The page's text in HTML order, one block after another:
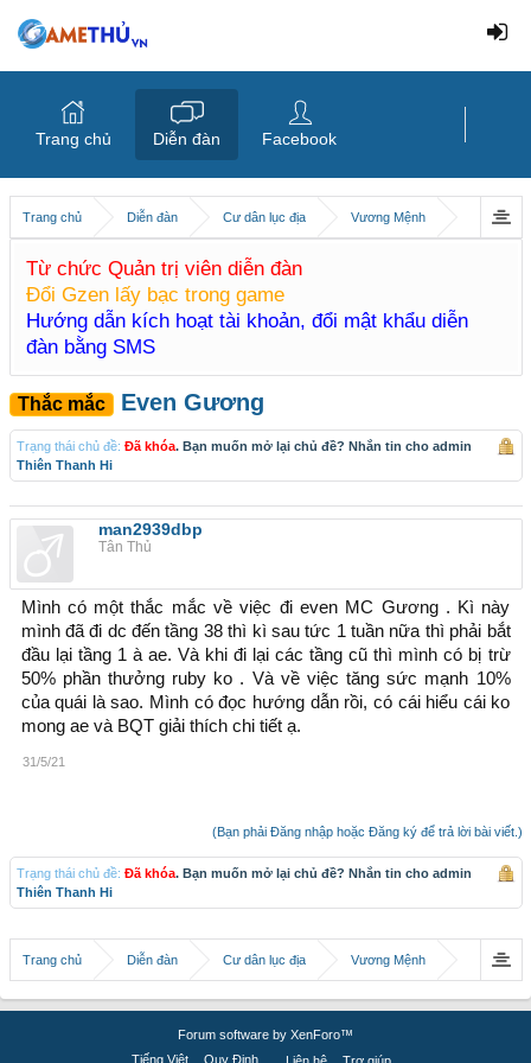
Trang chủ Diễn đàn Cư dân lục địa Vương Mệnh
Từ chức Quản trị viên diễn đàn
Đổi Gzen lấy bạc trong game
Hướng dẫn kích hoạt tài khoản, đổi mật khẩu diễn
đàn bằng SMS
Thắc mắc Even Gương
Trạng thái chủ đề: Đã khóa. Bạn muốn mở lại chủ đề? Nhắn tin cho admin
Thiên Thanh Hi
man2939dbp
Tân Thủ
Mình có một thắc mắc về việc đi even MC Gương . Kì này
mình đã đi dc đến tầng 38 thì kì sau tức 1 tuần nữa thì phải bắt
đầu lại tầng 1 à ae. Và khi đi lại các tầng cũ thì mình có bị trừ
50% phần thưởng ruby ko . Và về việc tăng sức mạnh 10%
của quái là sao. Mình có đọc hướng dẫn rồi, có cái hiểu cái ko
mong ae và BQT giải thích chi tiết ạ.
31/5/21
(Bạn phải Đăng nhập hoặc Đăng ký để trả lời bài viết.)
Trạng thái chủ đề: Đã khóa. Bạn muốn mở lại chủ đề? Nhắn tin cho admin
Thiên Thanh Hi
Trang chủ Diễn đàn Cư dân lục địa Vương Mệnh
Trang chủ Diễn đàn Facebook
Forum software by XenForo™
Tiếng Việt
Quy Định